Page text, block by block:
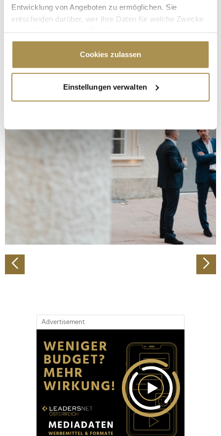
Entwicklung von Angeboten zu ermöglichen. Sie
entscheiden darüber, wer Ihre Daten für welche Zwecke
Cookie-Erklärung oder durch Klicken auf das Privacy
Trigger Symbol ändern oder widerrufen
Informationen über Ihre geografische Lage
erfassen, welche bis auf einige Meter genau sein
bestimmten Merkmalen (Fingerprinting) identifizieren
Erfahren Sie mehr darüber, wie Ihre persönlichen Daten
verarbeitet werden, und legen Sie Ihre Präferenzen im
Abschnitt Einzelheiten
Wir verwenden Cookies, um Inhalte und Anzeigen zu
personalisieren, Funktionen für soziale Medien anbieten
zu können und die Zugriffe auf unsere Website zu
analysieren. Außerdem geben wir Informationen zu Ihrer
Verwendung unserer Website an unsere Partner für
soziale Medien, Werbung und Analysen weiter. Unsere
Partner führen diese Informationen möglicherweise mit
Cookies zulassen
Einstellungen verwalten
Advertisement